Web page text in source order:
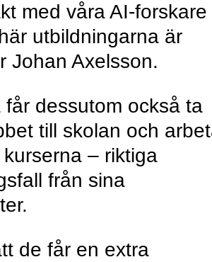
med våra AI-forskare
utbildningarna är
Johan Axelsson.
får dessutom också ta
till skolan och
– riktiga
från sina
de får en extra